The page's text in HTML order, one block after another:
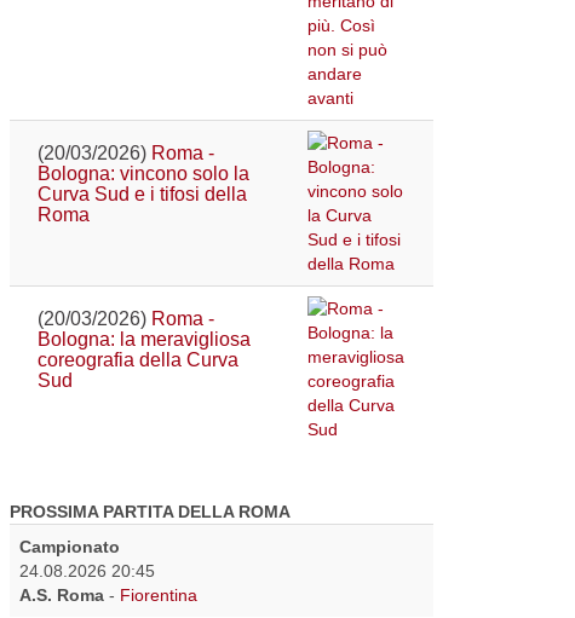
(20/03/2026) Roma -
Bologna: vincono solo la
Curva Sud e i tifosi della
Roma
(20/03/2026) Roma -
Bologna: la meravigliosa
coreografia della Curva
Sud
PROSSIMA PARTITA DELLA ROMA
Campionato
24.08.2026 20:45
A.S. Roma - Fiorentina